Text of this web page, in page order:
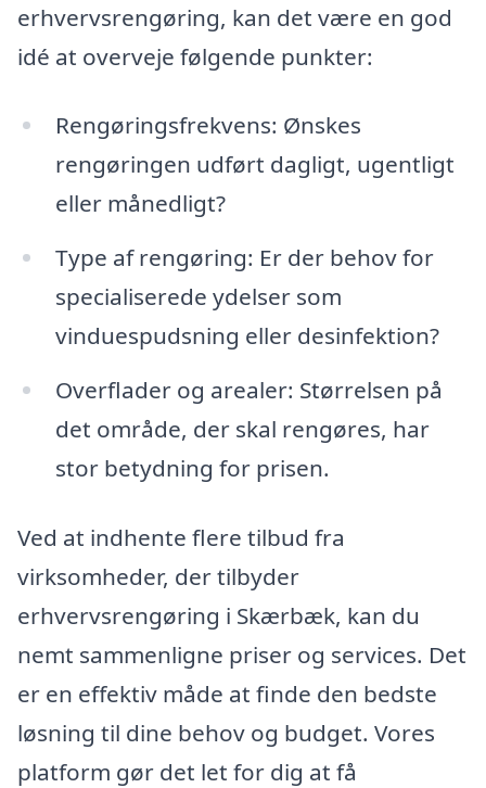
erhvervsrengøring, kan det være en god
idé at overveje følgende punkter:
Rengøringsfrekvens: Ønskes
rengøringen udført dagligt, ugentligt
eller månedligt?
Type af rengøring: Er der behov for
specialiserede ydelser som
vinduespudsning eller desinfektion?
Overflader og arealer: Størrelsen på
det område, der skal rengøres, har
stor betydning for prisen.
Ved at indhente flere tilbud fra
virksomheder, der tilbyder
erhvervsrengøring i Skærbæk, kan du
nemt sammenligne priser og services. Det
er en effektiv måde at finde den bedste
løsning til dine behov og budget. Vores
platform gør det let for dig at få